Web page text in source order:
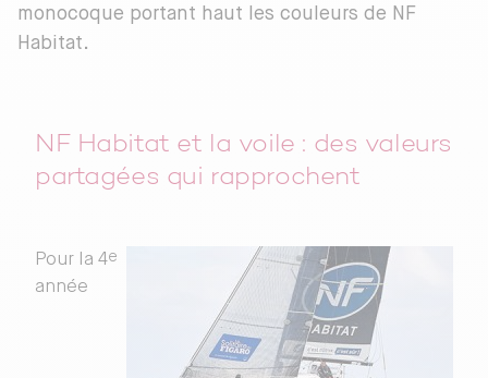
monocoque portant haut les couleurs de NF
Habitat.
NF Habitat et la voile : des valeurs
partagées qui rapprochent
Pour la 4e
année